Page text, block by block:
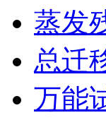
蒸发
总迁
万能